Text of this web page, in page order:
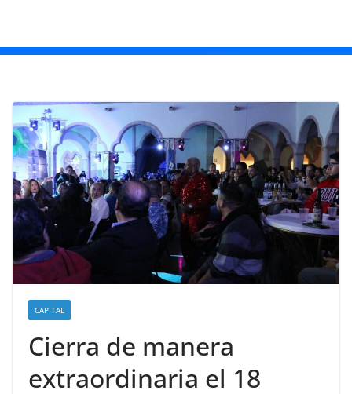
CAPITAL
Cierra de manera
extraordinaria el 18